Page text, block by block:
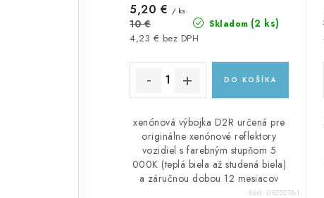
u
t
o
v
Skladom (2 ks)
4,23 € bez DPH
5,20 € / ks
10 €
DO KOŠÍKA
xenónová výbojka D2R určená pre
originálne xenónové reflektory
vozidiel s farebným stupňom 5
000K (teplá biela až studená biela)
a záručnou dobou 12 mesiacov
Kód: URZ0276-1